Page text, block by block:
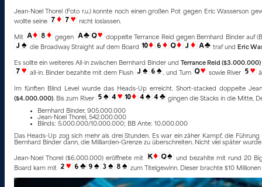
Jean-Noel Thorel (Foto r.u.) konnte noch einen großen Pot gegen Eric Wasserson
wollte seine
nicht loslassen.
Mit gegen
doppelte Terrance Reid gegen Bernhard Binder auf
die Broadway Straight auf dem Board
traf und Eric
Es sollte ein weiteres All-in zwischen Bernhard Binder und Terrance Reid ($3.000.000)
all-in. Binder bezahlte mit dem Flush
, und Turn sowie River
Im fünften Blind Level wurde das Heads-Up erreicht. Short-stacked doppelte
($4.000.000). Bis zum River
gingen die Stacks in die Mitte,
Bernhard Binder, 905.000.000
Jean-Noel Thorel, 542.000.000
Blinds: 5.000.000/10.000.000; BB Ante: 10.000.000
Das Heads-Up zog sich mehr als drei Stunden. Es war ein zäher Kampf, die
Bernhard Binder dann, die Milliarden-Grenze zu überschreiten. Nicht viel später
Jean-Noel Thorel ($6.000.000) eröffnete mit
und bezahlte mit rund 20
Board kam mit
zum Titelgewinn. Dieser brachte $10